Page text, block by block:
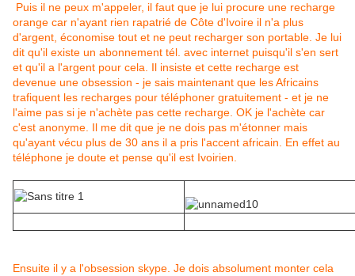
Puis il ne peux m'appeler, il faut que je lui procure une recharge
orange car n'ayant rien rapatrié de Côte d'Ivoire il n'a plus
d'argent, économise tout et ne peut recharger son portable. Je lui
dit qu'il existe un abonnement tél. avec internet puisqu'il s'en sert
et qu'il a l'argent pour cela. Il insiste et cette recharge est
devenue une obsession - je sais maintenant que les Africains
trafiquent les recharges pour téléphoner gratuitement - et je ne
l'aime pas si je n'achète pas cette recharge. OK je l'achète car
c'est anonyme. Il me dit que je ne dois pas m'étonner mais
qu'ayant vécu plus de 30 ans il a pris l'accent africain. En effet au
téléphone je doute et pense qu'il est Ivoirien.
Ensuite il y a l'obsession skype. Je dois absolument monter cela